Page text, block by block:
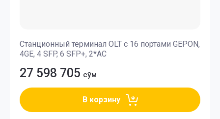
Станционный терминал OLT с 16 портами GEPON,
4GE, 4 SFP, 6 SFP+, 2*AC
27 598 705 сўм
В корзину